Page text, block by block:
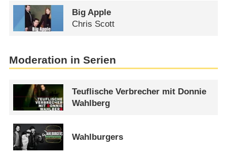
Big Apple
Chris Scott
Moderation in Serien
Teuflische Verbrecher mit Donnie
Wahlberg
Wahlburgers